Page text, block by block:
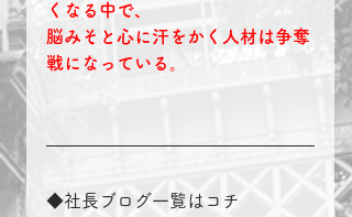
くなる中で、
脳みそと心に汗をかく人材は争奪
戦になっている。
◆社長ブログ一覧はコチ